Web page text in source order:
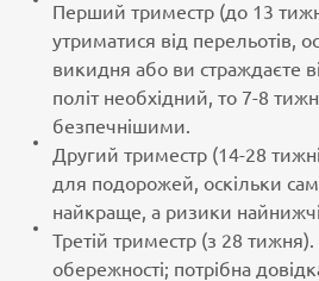
Перший триместр (до 13
утриматися від перельотів,
викидня або ви страждаєте
політ необхідний, то 7-8
безпечнішими.
Другий триместр (14-28
для подорожей, оскільки
найкраще, а ризики
Третій триместр (з 28
обережності; потрібна